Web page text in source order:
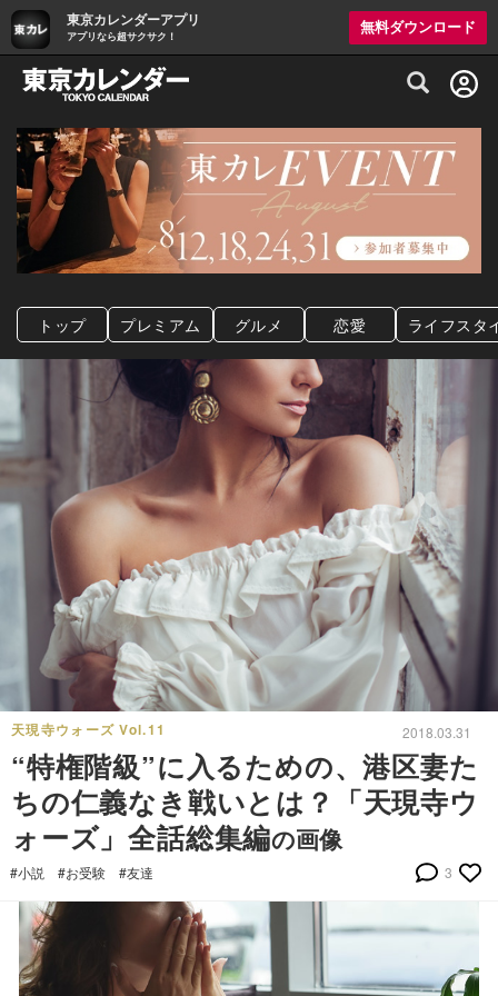
東京カレンダーアプリ
アプリなら超サクサク！
無料ダウンロード
グルメ情報・プレミアムレストラン予約
トップ プレミアム グルメ 恋愛 ライフスタ
天現寺ウォーズ Vol.11 2018.03.31
“特権階級”に入るための、港区妻た
ちの仁義なき戦いとは？「天現寺ウ
ォーズ」全話総集編の画像
#小説 #お受験 #友達 3